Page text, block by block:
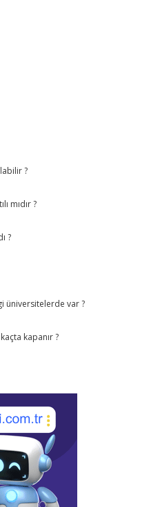
?
mıdır ?
?
üniversitelerde var ?
kapanır ?